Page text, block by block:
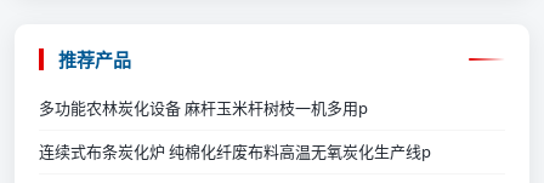
推荐产品
多功能农林炭化设备 麻杆玉米杆树枝一机多用p
连续式布条炭化炉 纯棉化纤废布料高温无氧炭化生产线p